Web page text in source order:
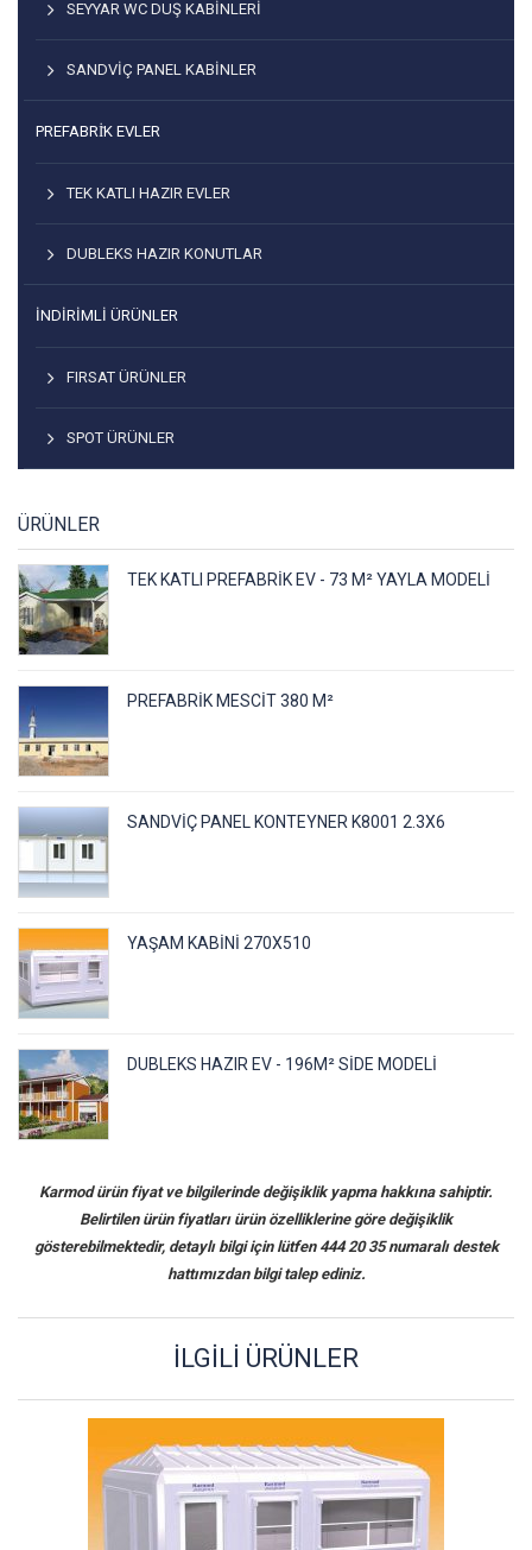
SEYYAR WC DUŞ KABINLERI
SANDVIÇ PANEL KABINLER
PREFABRİK EVLER
TEK KATLI HAZIR EVLER
DUBLEKS HAZIR KONUTLAR
İNDIRIMLI ÜRÜNLER
FIRSAT ÜRÜNLER
SPOT ÜRÜNLER
ÜRÜNLER
TEK KATLI PREFABRIK EV - 73 M² YAYLA MODELI
PREFABRIK MESCIT 380 M²
SANDVIÇ PANEL KONTEYNER K8001 2.3X6
YAŞAM KABINI 270X510
DUBLEKS HAZIR EV - 196M² SIDE MODELI
Karmod ürün fiyat ve bilgilerinde değişiklik yapma hakkına sahiptir.
Belirtilen ürün fiyatları ürün özelliklerine göre değişiklik
gösterebilmektedir, detaylı bilgi için lütfen 444 20 35 numaralı destek
hattımızdan bilgi talep ediniz.
İLGILI ÜRÜNLER